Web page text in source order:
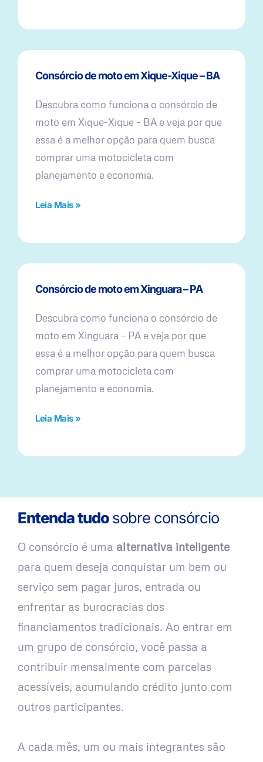
Consórcio de moto em Xique-Xique – BA
Descubra como funciona o consórcio de
moto em Xique-Xique – BA e veja por que
essa é a melhor opção para quem busca
comprar uma motocicleta com
planejamento e economia.
Leia Mais »
Consórcio de moto em Xinguara – PA
Descubra como funciona o consórcio de
moto em Xinguara – PA e veja por que
essa é a melhor opção para quem busca
comprar uma motocicleta com
planejamento e economia.
Leia Mais »
Entenda tudosobre consórcio
O consórcio é uma alternativa inteligente
para quem deseja conquistar um bem ou
serviço sem pagar juros, entrada ou
enfrentar as burocracias dos
financiamentos tradicionais. Ao entrar em
um grupo de consórcio, você passa a
contribuir mensalmente com parcelas
acessíveis, acumulando crédito junto com
outros participantes.
A cada mês, um ou mais integrantes são